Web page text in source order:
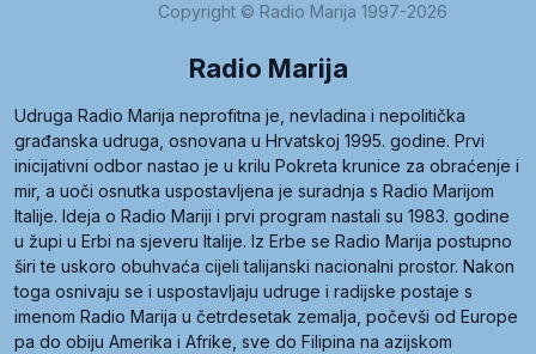
Copyright © Radio Marija 1997-2026
Radio Marija
Udruga Radio Marija neprofitna je, nevladina i nepolitička
građanska udruga, osnovana u Hrvatskoj 1995. godine. Prvi
inicijativni odbor nastao je u krilu Pokreta krunice za obraćenje i
mir, a uoči osnutka uspostavljena je suradnja s Radio Marijom
Italije. Ideja o Radio Mariji i prvi program nastali su 1983. godine
u župi u Erbi na sjeveru Italije. Iz Erbe se Radio Marija postupno
širi te uskoro obuhvaća cijeli talijanski nacionalni prostor. Nakon
toga osnivaju se i uspostavljaju udruge i radijske postaje s
imenom Radio Marija u četrdesetak zemalja, počevši od Europe
pa do obiju Amerika i Afrike, sve do Filipina na azijskom